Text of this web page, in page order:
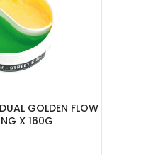
GOLDEN FLOW
X 160G